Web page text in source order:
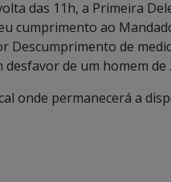
das 11h, a Primeira
cumprimento ao
Descumprimento de
de um homem de
onde permanecerá a